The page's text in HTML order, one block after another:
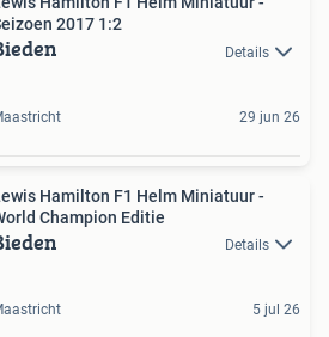
2017 1:2
Details
29 jun 26
Hamilton F1 Helm Miniatuur -
Champion Editie
Details
5 jul 26